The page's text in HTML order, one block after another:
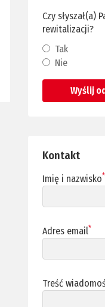
Czy słyszał(a)
rewitalizacji?
Tak
Nie
Wyślij
Kontakt
Imię i nazwisko*
Adres email*
Treść